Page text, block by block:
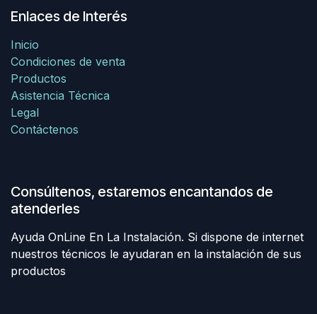
Enlaces de Interés
Inicio
Condiciones de venta
Productos
Asistencia Técnica
Legal
Contáctenos
Consúltenos, estaremos encantandos de
atenderles
Ayuda OnLine En La Instalación. Si dispone de internet
nuestros técnicos le ayudaran en la instalación de sus
productos